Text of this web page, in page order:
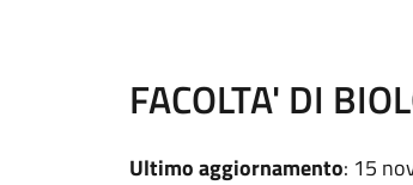
FACOLTA' DI
Ultimo aggiornamento: 15